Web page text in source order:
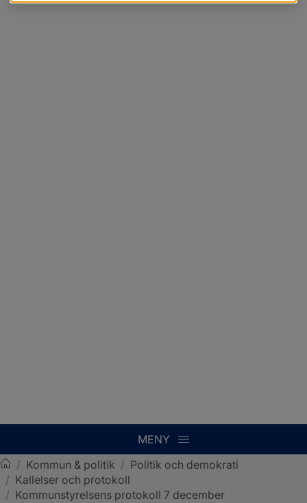
MENY
Sotenäs kommun
/ Kommun & politik / Politik och demokrati
/ Kallelser och protokoll
/ Kommunstyrelsens protokoll 7 december